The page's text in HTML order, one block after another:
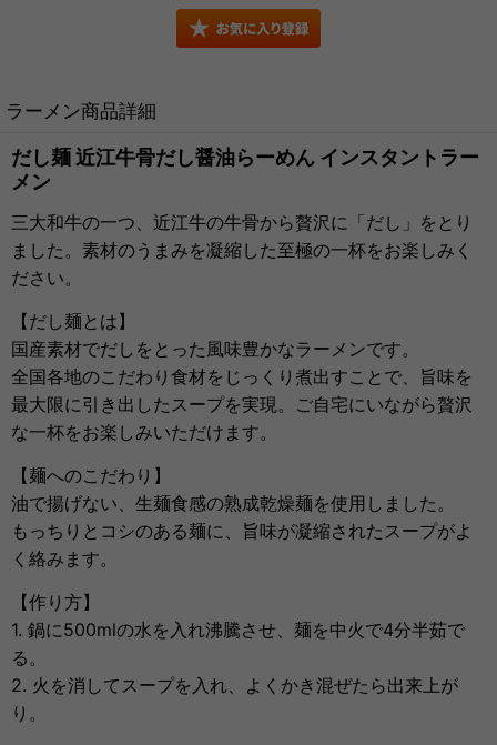
ラーメン商品詳細
だし麺 近江牛骨だし醤油らーめん インスタントラー
メン
三大和牛の一つ、近江牛の牛骨から贅沢に「だし」をとり
ました。素材のうまみを凝縮した至極の一杯をお楽しみく
ださい。
【だし麺とは】
国産素材でだしをとった風味豊かなラーメンです。
全国各地のこだわり食材をじっくり煮出すことで、旨味を
最大限に引き出したスープを実現。ご自宅にいながら贅沢
な一杯をお楽しみいただけます。
【麺へのこだわり】
油で揚げない、生麺食感の熟成乾燥麺を使用しました。
もっちりとコシのある麺に、旨味が凝縮されたスープがよ
く絡みます。
【作り方】
1. 鍋に500mlの水を入れ沸騰させ、麺を中火で4分半茹で
る。
2. 火を消してスープを入れ、よくかき混ぜたら出来上が
り。